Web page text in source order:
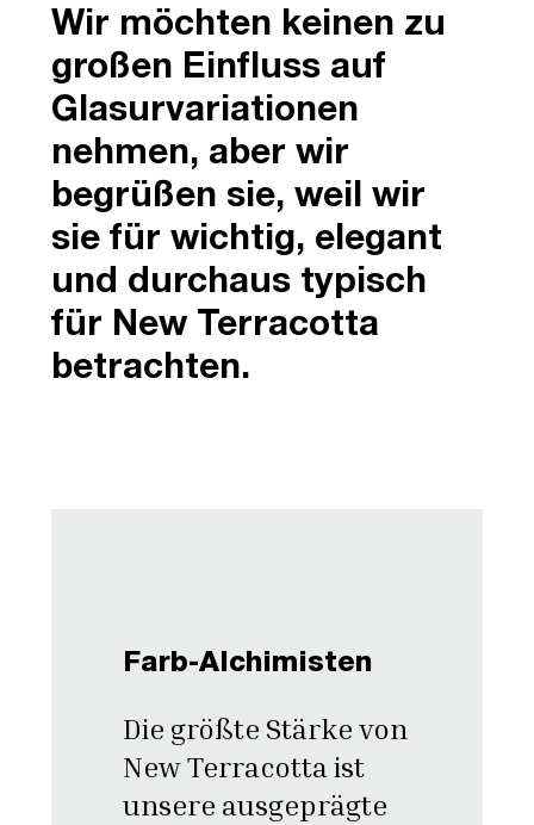
Wir möchten keinen zu
großen Einfluss auf
Glasurvariationen
nehmen, aber wir
begrüßen sie, weil wir
sie für wichtig, elegant
und durchaus typisch
für New Terracotta
betrachten.
Farb-Alchimisten
Die größte Stärke von
New Terracotta ist
unsere ausgeprägte